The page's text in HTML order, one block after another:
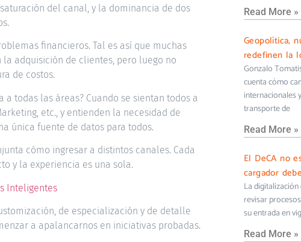
del canal, y la dominancia de dos
financieros. Tal es así que muchas
adquisición de clientes, pero luego no
de costos.
todas las áreas? Cuando se sientan todos a
etc., y entienden la necesidad de
única fuente de datos para todos.
cómo ingresar a distintos canales. Cada
y la experiencia es una sola.
Inteligentes
de especialización y de detalle
a apalancarnos en iniciativas probadas.
Read More »
Geopolítica,
redefinen la
Gonzalo
cuenta cómo
internacionales
transporte de
Read More »
El DeCA no
cargador
La
revisar
su entrada en
Read More »